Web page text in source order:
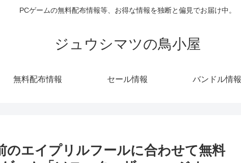
PCゲームの無料配布情報等、お得な情報を独断と偏見でお届け中。
ジュウシマツの鳥小屋
無料配布情報 セール情報 バンドル情報
のエイプリルフールに合わせて無料